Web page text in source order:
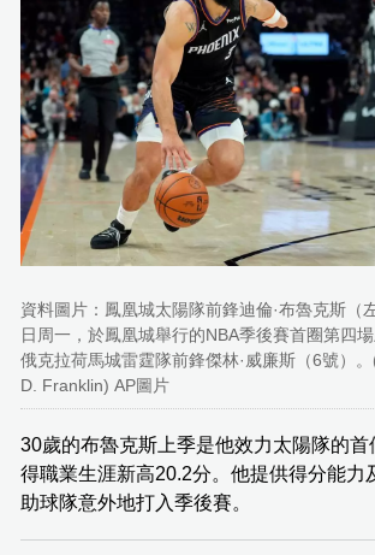
資料圖片：鳳凰城太陽隊前鋒迪倫·布魯克斯（
日周一，於鳳凰城舉行的NBA季後賽首圈第四
俄克拉荷馬城雷霆隊前鋒傑林·威廉斯（6號）
D. Franklin) AP圖片
30歲的布魯克斯上季是他效力太陽隊的首
得職業生涯新高20.2分。他提供得分能力
助球隊意外地打入季後賽。